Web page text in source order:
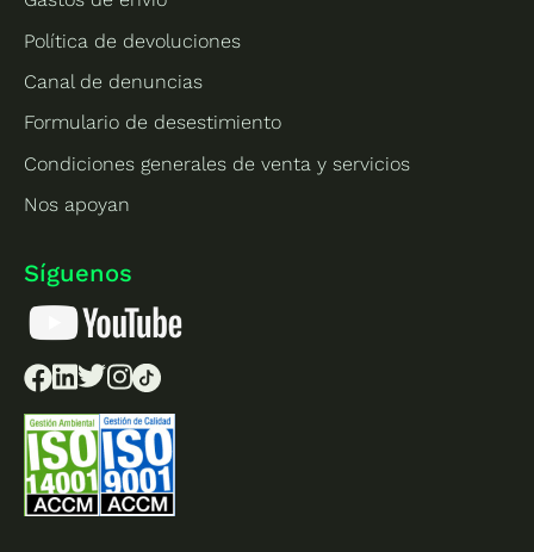
Política de devoluciones
Canal de denuncias
Formulario de desestimiento
Condiciones generales de venta y servicios
Nos apoyan
Síguenos